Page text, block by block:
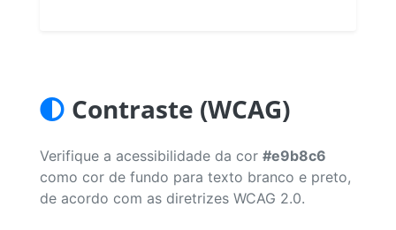
Contraste (WCAG)
Verifique a acessibilidade da cor #e9b8c6
como cor de fundo para texto branco e preto,
de acordo com as diretrizes WCAG 2.0.